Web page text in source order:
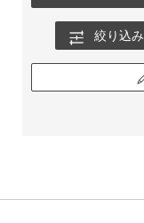
絞り込み